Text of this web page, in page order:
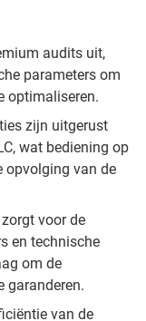
audits uit,
parameters om
optimaliseren.
zijn uitgerust
wat bediening op
opvolging van de
voor de
en technische
om de
garanderen.
van de